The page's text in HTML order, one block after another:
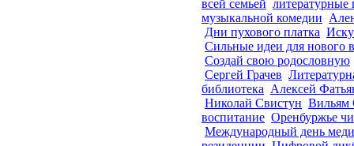
всей семьей литературные
музыкальной комедии
Дни пухового платка
Сильные идеи для нового
Создай свою родословную
Сергей Грачев
библиотека Алексей
Николай Свистун Вильям
воспитание Оренбуржье
Международный день